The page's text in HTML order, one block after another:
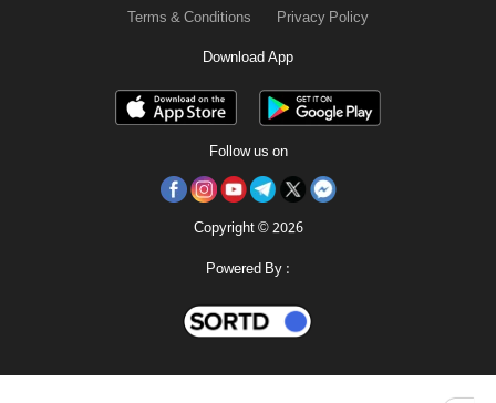
Terms & Conditions
Privacy Policy
Download App
Follow us on
Copyright © 2026
Powered By :